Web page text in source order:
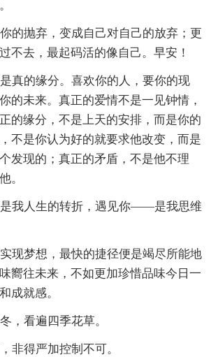
的抛弃，变成自己对自己的放弃；更
不去，最起码活的像自己。早安！
真的缘分。喜欢你的人，要你的现
的未来。真正的爱情不是一见钟情，
的缘分，不是上天的安排，而是你的
不是你认为好的就要求他改变，而是
发现的；真正的矛盾，不是他不理
。
我人生的转折，遇见你——是我思维
现梦想，最快的捷径便是竭尽所能地
嚮往未来，不如更加珍惜品味今日一
成就感。
，看遍四季花草。
非得严加控制不可。